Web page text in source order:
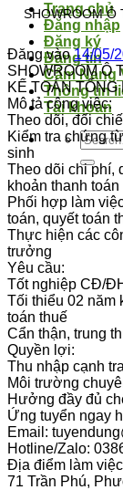
Trang chủ
Đăng nhập
Đăng ký
Đăng tin
Cẩm Nang
Thông tin
Tài khoản
SHOWROOM Ô
Đăng vào14/05/
SHOWROOM Ô
KẾ TOÁN TỔNG
Mô tả công việc:
Theo dõi, đối
Kiểm tra chứng
sinh
Theo dõi chi phí,
khoản thanh toán
Phối hợp làm
toán, quyết toán
Thực hiện các
trưởng
Yêu cầu:
Tốt nghiệp CĐ/
Tối thiểu 02 năm
toán thuế
Cẩn thận, trung
Quyền lợi:
Thu nhập cạnh
Môi trường
Hưởng đầy đủ
Ứng tuyển ngay
Email:
Hotline/Zalo:
Địa điểm làm
71 Trần Phú,